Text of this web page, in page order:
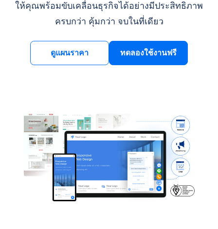
ให้คุณพร้อมขับเคลื่อนธุรกิจได้อย่างมีประสิทธิภาพ
ครบกว่า คุ้มกว่า จบในที่เดียว
ดูแผนราคา ทดลองใช้งานฟรี